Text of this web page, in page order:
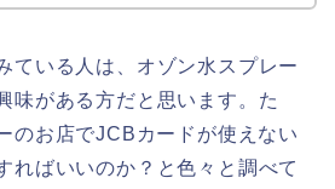
ている人は、オゾン水スプレー
味がある方だと思います。た
のお店でJCBカードが使えない
ればいいのか？と色々と調べて